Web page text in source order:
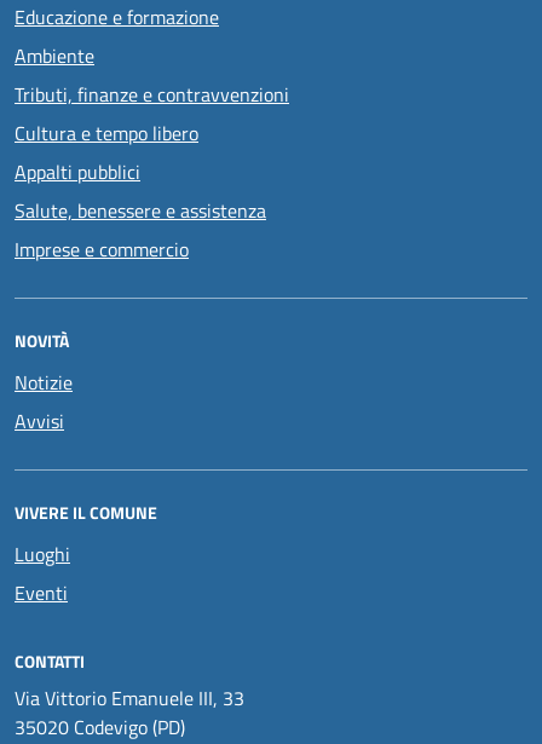
Educazione e formazione
Ambiente
Tributi, finanze e contravvenzioni
Cultura e tempo libero
Appalti pubblici
Salute, benessere e assistenza
Imprese e commercio
NOVITÀ
Notizie
Avvisi
VIVERE IL COMUNE
Luoghi
Eventi
CONTATTI
Via Vittorio Emanuele III, 33
35020 Codevigo (PD)